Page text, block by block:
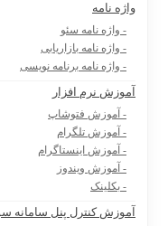
واژه نامه
- واژه نامه سئو
- واژه نامه بازاریابی
- واژه نامه برنامه نویسی
آموزش نرم افزار
- آموزش فتوشاپ
- آموزش تلگرام
- آموزش اینستاگرام
- آموزش ویندوز
- بکلینک
آموزش کنترل پنل سامانه